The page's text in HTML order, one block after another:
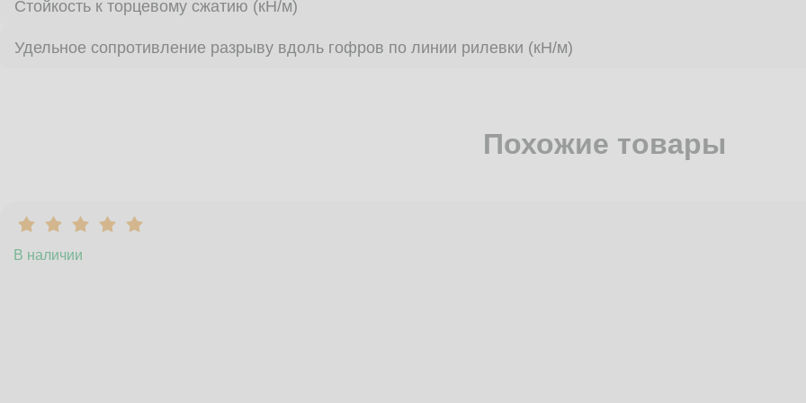
Стойкость к торцевому сжатию (кН/м)
Удельное сопротивление разрыву вдоль гофров по линии рилевки (кН/м)
Похожие товары
В наличии